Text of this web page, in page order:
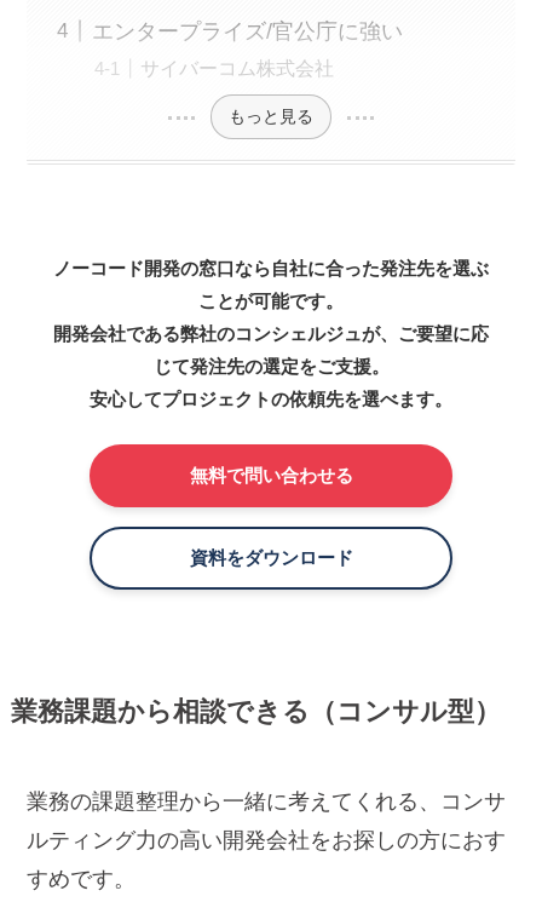
エンタープライズ/官公庁に強い
サイバーコム株式会社
もっと見る
ノーコード開発の窓口なら自社に合った発注先を選ぶ
ことが可能です。
開発会社である弊社のコンシェルジュが、ご要望に応
じて発注先の選定をご支援。
安心してプロジェクトの依頼先を選べます。
無料で問い合わせる
資料をダウンロード
業務課題から相談できる（コンサル型）
業務の課題整理から一緒に考えてくれる、コンサ
ルティング力の高い開発会社をお探しの方におす
すめです。